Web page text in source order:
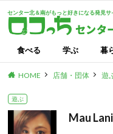
センター北＆南がもっと好きになる発見サ
食べる 学ぶ 暮
HOME 店舗・団体 遊
遊ぶ
Mau Lani